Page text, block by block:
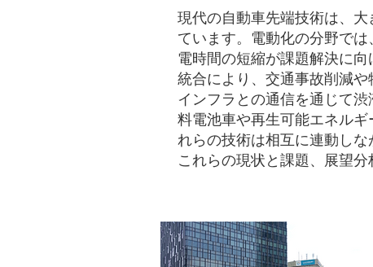
現代の自動車先端技術は、
ています。電動化の分野で
電時間の短縮が課題解決に
統合により、交通事故削減
インフラとの通信を通じて
料電池車や再生可能エネル
れらの技術は相互に連動し
これらの現状と課題、展望